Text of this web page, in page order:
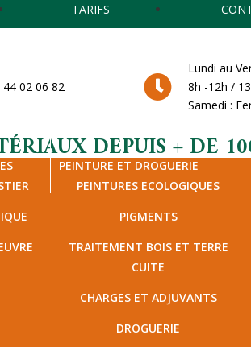
TARIFS
44 02 06 82
Lundi au
8h -12h /
Samedi :
DEPUIS + DE
PEINTURE ET DROGUERIE
PEINTURES ECOLOGIQUES
PIGMENTS
TRAITEMENT BOIS ET TERRE
CUITE
CHARGES ET ADJUVANTS
DROGUERIE